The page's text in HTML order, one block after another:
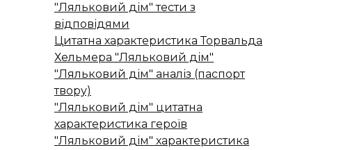
"Ляльковий дім" тести з
відповідями
Цитатна характеристика Торвальда
Хельмера "Ляльковий дім"
"Ляльковий дім" аналіз (паспорт
твору)
"Ляльковий дім" цитатна
характеристика героїв
"Ляльковий дім" характеристика